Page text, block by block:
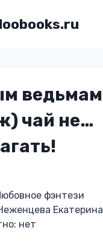
ведьмам
чай не…
фэнтези
Екатерина
нет